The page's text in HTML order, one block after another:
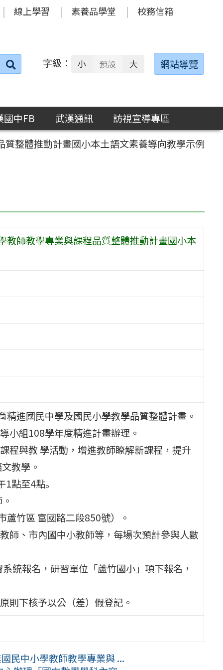
線上學習 素養品學堂 校務信箱
搜
字級： 小 預設 大 網站導覽
國中FB 武漢通訊
訪視宣導專區
整體推動計畫國小本土語文素養導向教學示例
師教學專業與課程品質整體推動計畫國小本
進國民中學及國民小學教學品質整體計畫。
小組108學年度精進計畫辦理。
程與教 學活動，增進教師瞭解新課程，提升
教學。
1點至4點｡
蘆竹區 富國路二段850號）。
師、市內國中小教師等，每場次預計參與人數
統報名，研習單位「蘆竹國小」項下報名，
則下核予以公（差）假登記。
民中小學教師教學專業與 ...